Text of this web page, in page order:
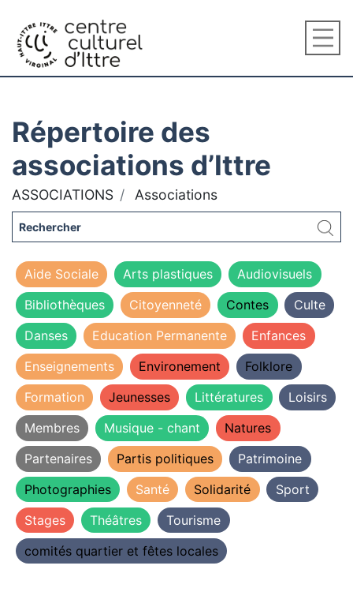
Répertoire des
associations d’Ittre
ASSOCIATIONS Associations
Aide Sociale Arts plastiques
Audiovisuels
Bibliothèques
Citoyenneté Contes
Culte
Danses
Education Permanente
Enfances
Enseignements
Environement
Folklore
Formation
Jeunesses Littératures
Loisirs
Membres
Musique - chant
Natures
Partenaires
Partis politiques
Patrimoine
Photographies
Santé Solidarité
Sport
Stages
Théâtres
Tourisme
comités quartier et fêtes locales